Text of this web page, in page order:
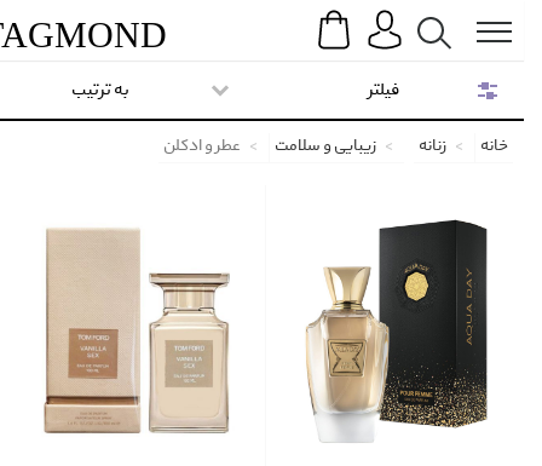
Search
TAGMOND
به ترتیب
خانه زنانه زیبایی و سلامت عطر و ادکلن
فیلتر